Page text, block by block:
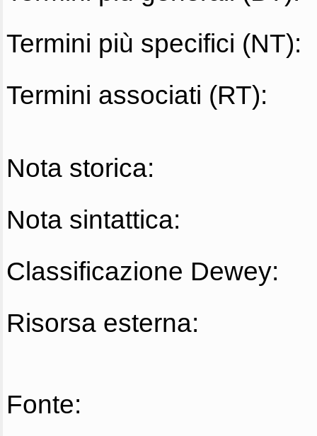
Termini più specifici (NT):
Termini associati (RT):
Nota storica:
Nota sintattica:
Classificazione Dewey:
Risorsa esterna:
Fonte: